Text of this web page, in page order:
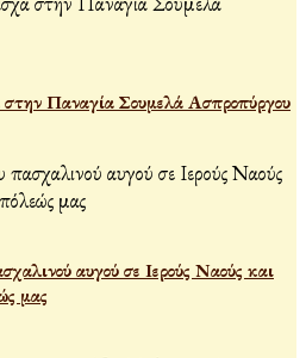
Παναγία Σουμελά Ασπροπύργου
αυγού σε Ιερούς Ναούς και
μας